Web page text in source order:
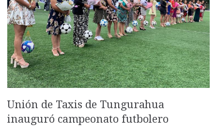
Unión de Taxis de Tungurahua
inauguró campeonato futbolero